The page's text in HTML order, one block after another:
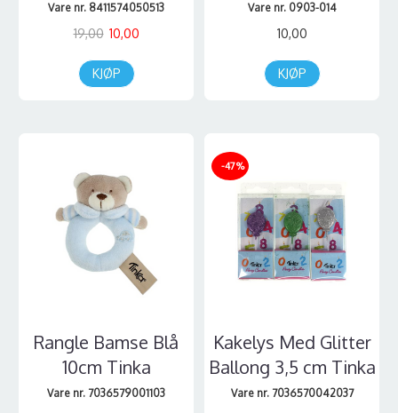
Vare nr. 8411574050513
19,00 10,00
KJØP
Vare nr. 0903-014
10,00
KJØP
Rangle Bamse Blå
10cm Tinka
Vare nr. 7036579001103
-47%
Kakelys Med Glitter
Ballong 3,5 cm Tinka
Vare nr. 7036570042037